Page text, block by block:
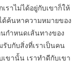
ราไม่ได้อยู่กับเขาก็ให้
ได้ค้นหาความหมายของ
นกำหนดเส้นทางของ
รับกับสิ่งที่เราเป็นคน
ขานั้น เราทำดีกับเขา